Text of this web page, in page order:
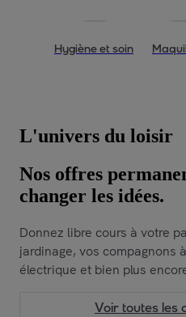
Hygiène et soin
L'univers du loisir
Nos offres
changer les idées.
Donnez libre cours à votre
jardinage, vos compagnons
électrique et bien plus
Voir toutes les